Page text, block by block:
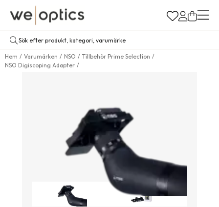
Hem Varumärken NSO
Tillbehör Prime Selection
NSO Digiscoping Adapter